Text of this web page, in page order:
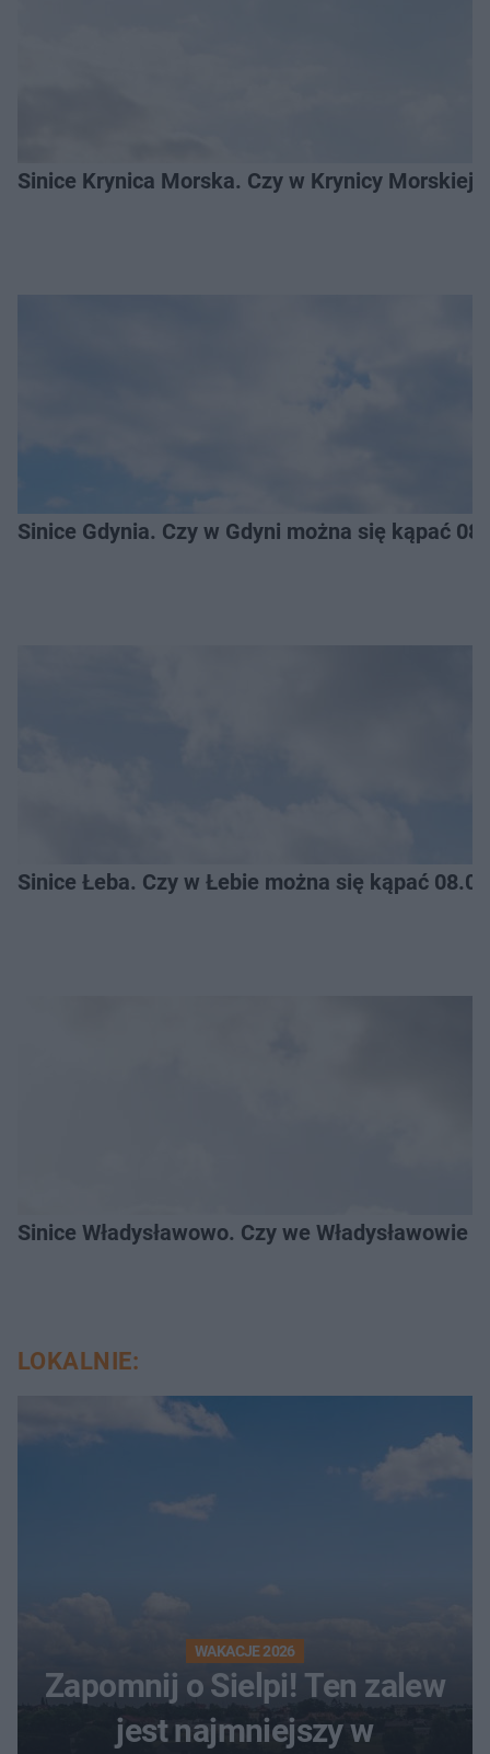
Sinice Krynica Morska. Czy w Krynicy Morskiej
Sinice Gdynia. Czy w Gdyni można się kąpać
Sinice Łeba. Czy w Łebie można się kąpać
Sinice Władysławowo. Czy we
LOKALNIE:
WAKACJE 2026
Zapomnij o Sielpi! Ten zalew
jest najmniejszy w